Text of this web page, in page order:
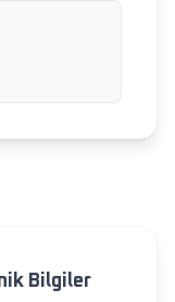
Bilgiler